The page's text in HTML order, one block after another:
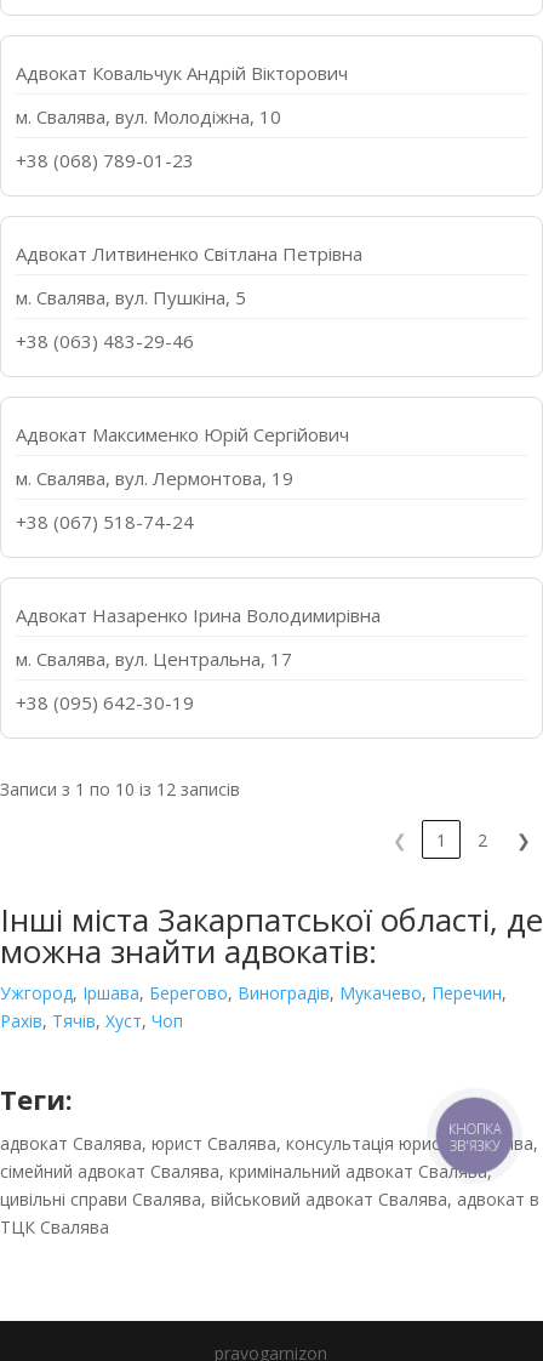
Адвокат Ковальчук Андрій Вікторович
м. Свалява, вул. Молодіжна, 10
+38 (068) 789-01-23
Адвокат Литвиненко Світлана Петрівна
м. Свалява, вул. Пушкіна, 5
+38 (063) 483-29-46
Адвокат Максименко Юрій Сергійович
м. Свалява, вул. Лермонтова, 19
+38 (067) 518-74-24
Адвокат Назаренко Ірина Володимирівна
м. Свалява, вул. Центральна, 17
+38 (095) 642-30-19
Записи з 1 по 10 із 12 записів
❮ 1 2 ❯
Інші міста Закарпатської області, де
можна знайти адвокатів:
Ужгород, Іршава, Берегово, Виноградів, Мукачево, Перечин,
Рахів, Тячів, Хуст, Чоп
Теги:
адвокат Свалява, юрист Свалява, консультація юриста Свалява,
сімейний адвокат Свалява, кримінальний адвокат Свалява,
цивільні справи Свалява, військовий адвокат Свалява, адвокат в
ТЦК Свалява
pravogarnizon
КНОПКА
ЗВ'ЯЗКУ